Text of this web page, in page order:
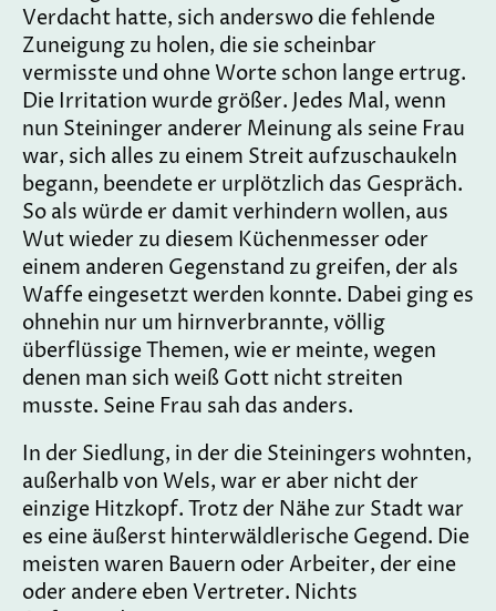
Verdacht hatte, sich anderswo die fehlende
Zuneigung zu holen, die sie scheinbar
vermisste und ohne Worte schon lange ertrug.
Die Irritation wurde größer. Jedes Mal, wenn
nun Steininger anderer Meinung als seine Frau
war, sich alles zu einem Streit aufzuschaukeln
begann, beendete er urplötzlich das Gespräch.
So als würde er damit verhindern wollen, aus
Wut wieder zu diesem Küchenmesser oder
einem anderen Gegenstand zu greifen, der als
Waffe eingesetzt werden konnte. Dabei ging es
ohnehin nur um hirnverbrannte, völlig
überflüssige Themen, wie er meinte, wegen
denen man sich weiß Gott nicht streiten
musste. Seine Frau sah das anders.
In der Siedlung, in der die Steiningers wohnten,
außerhalb von Wels, war er aber nicht der
einzige Hitzkopf. Trotz der Nähe zur Stadt war
es eine äußerst hinterwäldlerische Gegend. Die
meisten waren Bauern oder Arbeiter, der eine
oder andere eben Vertreter. Nichts